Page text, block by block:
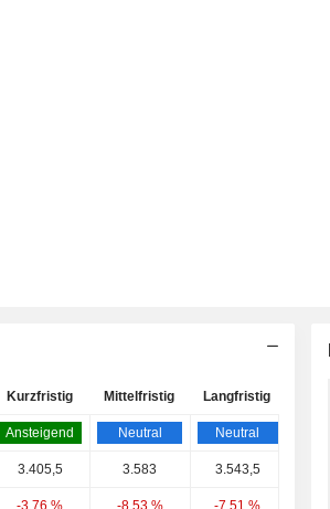
Kurzfristig Mittelfristig Langfristig
Ansteigend Neutral Neutral
3.405,5 3.583 3.543,5
-3,76 % -8,53 % -7,51 %